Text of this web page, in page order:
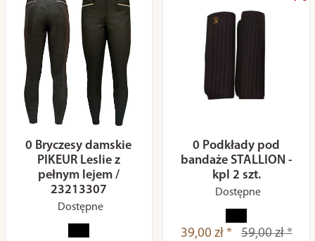
0 Bryczesy damskie
PIKEUR Leslie z
pełnym lejem /
23213307
Dostępne
0 Podkłady pod
bandaże STALLION -
kpl 2 szt.
Dostępne
39,00 zł * 59,00 zł *